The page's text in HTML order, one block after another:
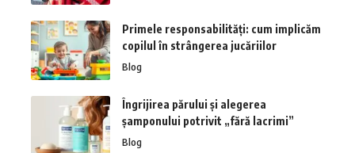
Primele responsabilități: cum implicăm
copilul în strângerea jucăriilor
Blog
Îngrijirea părului și alegerea
șamponului potrivit „fără lacrimi”
Blog